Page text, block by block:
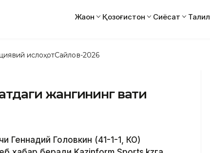
Жаҳон Қозоғистон Сиёсат Таҳлил
ислоҳотСайлов-2026
жангининг вақти
Геннадий Головкин (41-1-1, КО)